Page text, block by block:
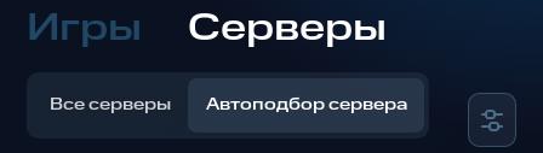
Игры Серверы
Все серверы Автоподбор сервера